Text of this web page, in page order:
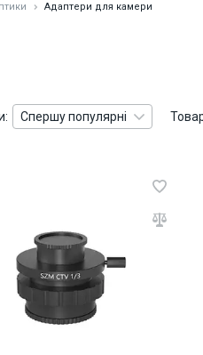
Адаптери для камери
Спершу популярні